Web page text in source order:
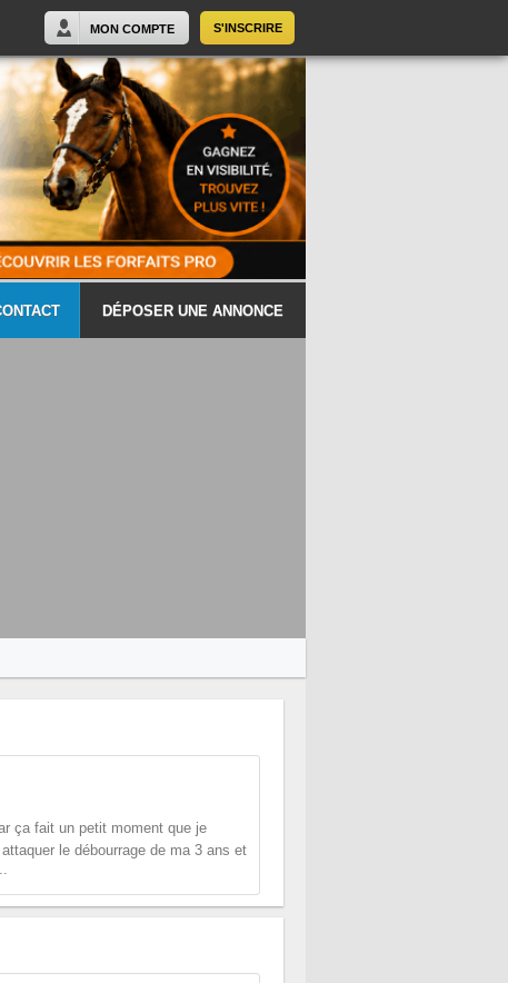
S'INSCRIRE
MON COMPTE
DÉPOSER UNE ANNONCE
ça fait un petit moment que je
le débourrage de ma 3 ans et